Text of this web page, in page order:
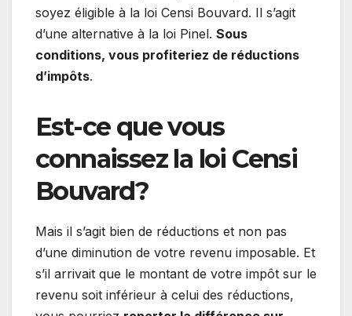
soyez éligible à la loi Censi Bouvard. Il s’agit
d’une alternative à la loi Pinel. Sous
conditions, vous profiteriez de réductions
d’impôts.
Est-ce que vous
connaissez la loi Censi
Bouvard?
Mais il s’agit bien de réductions et non pas
d’une diminution de votre revenu imposable. Et
s’il arrivait que le montant de votre impôt sur le
revenu soit inférieur à celui des réductions,